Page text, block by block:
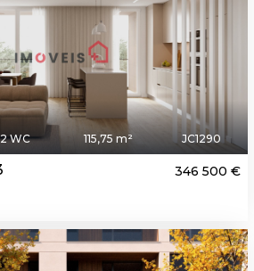
2 WC 115,75 m² JC1290
346 500 €